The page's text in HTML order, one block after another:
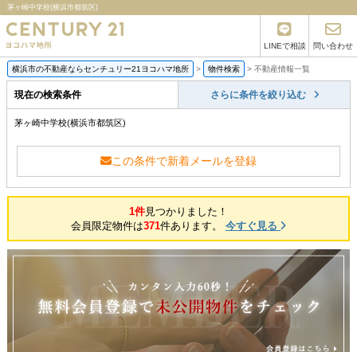
茅ヶ崎中学校(横浜市都筑区)
LINEで相談 問い合わせ
横浜市の不動産ならセンチュリー21ヨコハマ地所 > 物件検索 > 不動産情報一覧
現在の検索条件 さらに条件を絞り込む
茅ヶ崎中学校(横浜市都筑区)
この条件で新着メールを登録
1件見つかりました！
会員限定物件は371件あります。 今すぐ見る